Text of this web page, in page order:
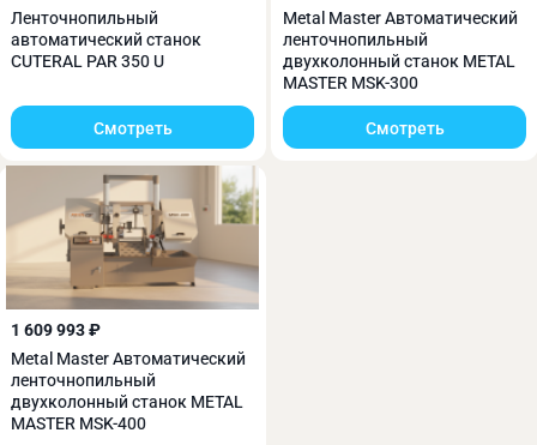
Особенностью станка Metal Master BSM-270 AF
является наличие контроллера с сенсорным
экраном для управления процессом резки.
Ленточнопильный
автоматический станок
CUTERAL PAR 350 U
Смотреть
Metal Master Автоматический
ленточнопильный
двухколонный станок METAL
MASTER MSK-300
Смотреть
1 609 993 ₽
Metal Master Автоматический
ленточнопильный
двухколонный станок METAL
MASTER MSK-400